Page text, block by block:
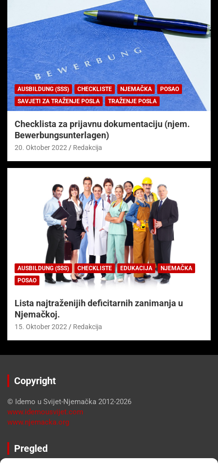
AUSBILDUNG (SSS) CHECKLISTE NJEMAČKA
POSAO
SAVJETI ZA TRAŽENJE POSLA
TRAŽENJE POSLA
Checklista za prijavnu dokumentaciju (njem.
Bewerbungsunterlagen)
20. Oktober 2022 Redakcija
AUSBILDUNG (SSS) CHECKLISTE EDUKACIJA
NJEMAČKA
POSAO
Lista najtraženijih deficitarnih zanimanja u
Njemačkoj.
15. Oktober 2022 Redakcija
Copyright
© Idemo u Svijet-Njemačka 2012-2026
www.idemousvijet.com
www.njemacka.org
Pregled